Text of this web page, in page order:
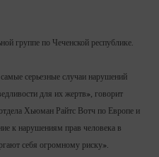
группе по Чеченской республике.
серьезные случаи нарушений
для их жертв», говорит
Хьюман Райтс Вотч по Европе и
к нарушениям прав человека в
себя огромному риску».